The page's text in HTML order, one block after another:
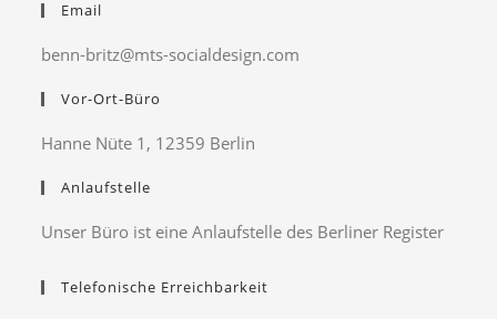
Email
benn-britz@mts-socialdesign.com
Vor-Ort-Büro
Hanne Nüte 1, 12359 Berlin
Anlaufstelle
Unser Büro ist eine Anlaufstelle des Berliner Register
Telefonische Erreichbarkeit